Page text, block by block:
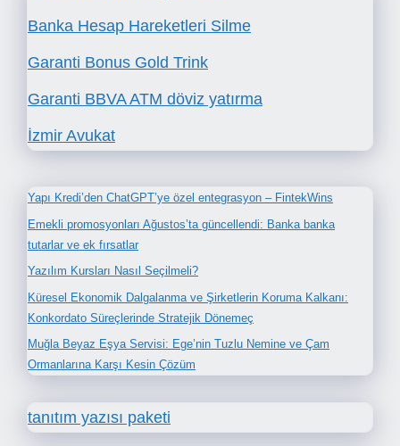
Banka Hesap Hareketleri Silme
Garanti Bonus Gold Trink
Garanti BBVA ATM döviz yatırma
İzmir Avukat
Yapı Kredi’den ChatGPT’ye özel entegrasyon – FintekWins
Emekli promosyonları Ağustos’ta güncellendi: Banka banka
tutarlar ve ek fırsatlar
Yazılım Kursları Nasıl Seçilmeli?
Küresel Ekonomik Dalgalanma ve Şirketlerin Koruma Kalkanı:
Konkordato Süreçlerinde Stratejik Dönemeç
Muğla Beyaz Eşya Servisi: Ege’nin Tuzlu Nemine ve Çam
Ormanlarına Karşı Kesin Çözüm
tanıtım yazısı paketi